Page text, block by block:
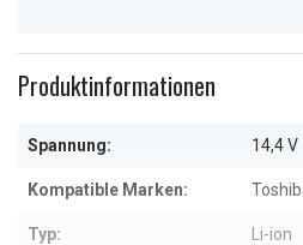
Produktinformationen
Spannung: 14,4 V
Kompatible Marken:
Typ: Li-ion